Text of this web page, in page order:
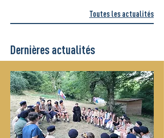
Toutes les actualités
Dernières actualités